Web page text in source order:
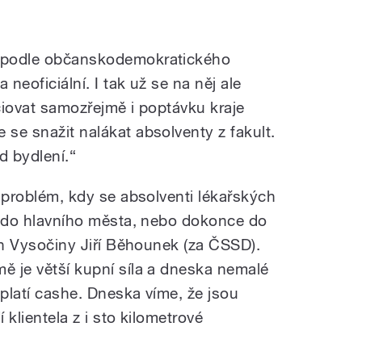
občanskodemokratického
neoficiální. I tak už se na něj ale
samozřejmě i poptávku kraje
se snažit nalákat absolventy z fakult.
bydlení.“
kdy se absolventi lékařských
hlavního města, nebo dokonce do
Vysočiny Jiří Běhounek (za ČSSD).
je větší kupní síla a dneska nemalé
cashe. Dneska víme, že jsou
klientela z i sto kilometrové